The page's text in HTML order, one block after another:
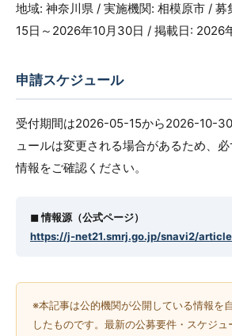
地域: 神奈川県 / 実施機関: 相模原市 / 募
15日～2026年10月30日 / 掲載日: 2026
申請スケジュール
受付期間は2026-05-15から2026-10-
ュールは変更される場合があるため、
情報をご確認ください。
◼︎ 情報源（公式ページ）
https://j-net21.smrj.go.jp/snavi2/
※本記事は公的機関が公開している情報を
したものです。最新の公募要件・スケジ